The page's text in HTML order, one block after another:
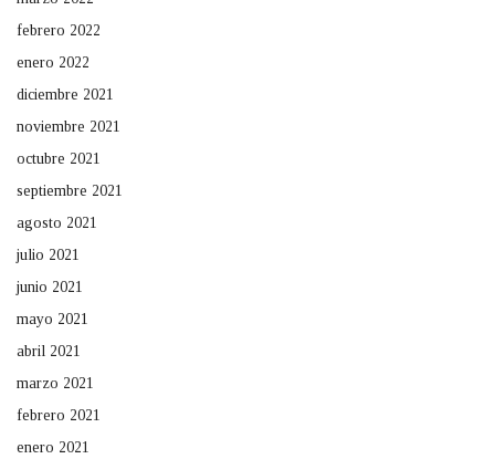
febrero 2022
enero 2022
diciembre 2021
noviembre 2021
octubre 2021
septiembre 2021
agosto 2021
julio 2021
junio 2021
mayo 2021
abril 2021
marzo 2021
febrero 2021
enero 2021